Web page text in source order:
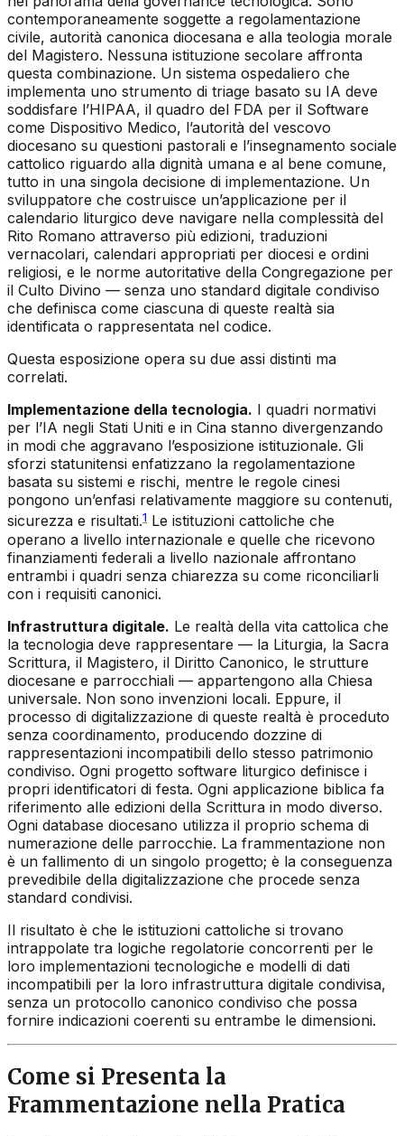
contemporaneamente soggette a regolamentazione
civile, autorità canonica diocesana e alla teologia morale
del Magistero. Nessuna istituzione secolare affronta
questa combinazione. Un sistema ospedaliero che
implementa uno strumento di triage basato su IA deve
soddisfare l’HIPAA, il quadro del FDA per il Software
come Dispositivo Medico, l’autorità del vescovo
diocesano su questioni pastorali e l’insegnamento sociale
cattolico riguardo alla dignità umana e al bene comune,
tutto in una singola decisione di implementazione. Un
sviluppatore che costruisce un’applicazione per il
calendario liturgico deve navigare nella complessità del
Rito Romano attraverso più edizioni, traduzioni
vernacolari, calendari appropriati per diocesi e ordini
religiosi, e le norme autoritative della Congregazione per
il Culto Divino — senza uno standard digitale condiviso
che definisca come ciascuna di queste realtà sia
identificata o rappresentata nel codice.
Questa esposizione opera su due assi distinti ma
correlati.
Implementazione della tecnologia. I quadri normativi
per l’IA negli Stati Uniti e in Cina stanno divergenzando
in modi che aggravano l’esposizione istituzionale. Gli
sforzi statunitensi enfatizzano la regolamentazione
basata su sistemi e rischi, mentre le regole cinesi
pongono un’enfasi relativamente maggiore su contenuti,
sicurezza e risultati.1 Le istituzioni cattoliche che
operano a livello internazionale e quelle che ricevono
finanziamenti federali a livello nazionale affrontano
entrambi i quadri senza chiarezza su come riconciliarli
con i requisiti canonici.
Infrastruttura digitale. Le realtà della vita cattolica che
la tecnologia deve rappresentare — la Liturgia, la Sacra
Scrittura, il Magistero, il Diritto Canonico, le strutture
diocesane e parrocchiali — appartengono alla Chiesa
universale. Non sono invenzioni locali. Eppure, il
processo di digitalizzazione di queste realtà è proceduto
senza coordinamento, producendo dozzine di
rappresentazioni incompatibili dello stesso patrimonio
condiviso. Ogni progetto software liturgico definisce i
propri identificatori di festa. Ogni applicazione biblica fa
riferimento alle edizioni della Scrittura in modo diverso.
Ogni database diocesano utilizza il proprio schema di
numerazione delle parrocchie. La frammentazione non
è un fallimento di un singolo progetto; è la conseguenza
prevedibile della digitalizzazione che procede senza
standard condivisi.
Il risultato è che le istituzioni cattoliche si trovano
intrappolate tra logiche regolatorie concorrenti per le
loro implementazioni tecnologiche e modelli di dati
incompatibili per la loro infrastruttura digitale condivisa,
senza un protocollo canonico condiviso che possa
fornire indicazioni coerenti su entrambe le dimensioni.
Come si Presenta la
Frammentazione nella Pratica